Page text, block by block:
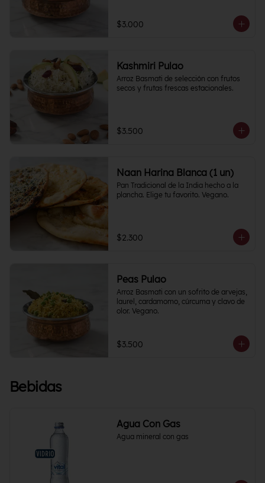
$3.000
Kashmiri Pulao
Arroz Basmati de selección con frutos
secos y frutas frescas estacionales.
$3.500
Naan Harina Blanca (1 un)
Pan Tradicional de la India hecho a la
plancha. Elige tu favorito. Vegano.
$2.300
Peas Pulao
Arroz Basmati con un sofrito de arvejas,
laurel, cardamomo, cúrcuma y clavo de
olor. Vegano.
$3.500
Bebidas
Agua Con Gas
Agua mineral con gas